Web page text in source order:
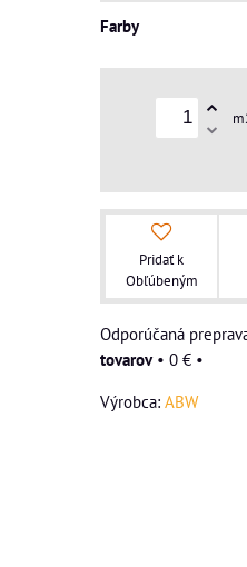
Farby
Pridať k
Obľúbeným
tovarov• 0 € •
Výrobca: ABW